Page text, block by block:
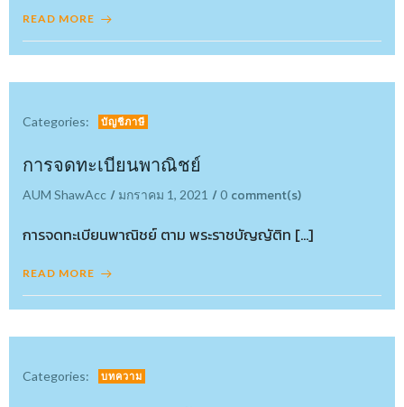
READ MORE
Categories: บัญชีภาษี
การจดทะเบียนพาณิชย์
AUM ShawAcc / มกราคม 1, 2021 /0 comment(s)
การจดทะเบียนพาณิชย์ ตาม พระราชบัญญัติท […]
READ MORE
Categories: บทความ